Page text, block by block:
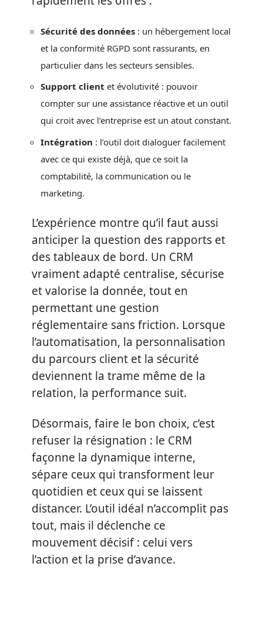
Sécurité des données : un hébergement local
et la conformité RGPD sont rassurants, en
particulier dans les secteurs sensibles.
Support client et évolutivité : pouvoir
compter sur une assistance réactive et un outil
qui croit avec l’entreprise est un atout constant.
Intégration : l’outil doit dialoguer facilement
avec ce qui existe déjà, que ce soit la
comptabilité, la communication ou le
marketing.
L’expérience montre qu’il faut aussi
anticiper la question des rapports et
des tableaux de bord. Un CRM
vraiment adapté centralise, sécurise
et valorise la donnée, tout en
permettant une gestion
réglementaire sans friction. Lorsque
l’automatisation, la personnalisation
du parcours client et la sécurité
deviennent la trame même de la
relation, la performance suit.
Désormais, faire le bon choix, c’est
refuser la résignation : le CRM
façonne la dynamique interne,
sépare ceux qui transforment leur
quotidien et ceux qui se laissent
distancer. L’outil idéal n’accomplit pas
tout, mais il déclenche ce
mouvement décisif : celui vers
l’action et la prise d’avance.